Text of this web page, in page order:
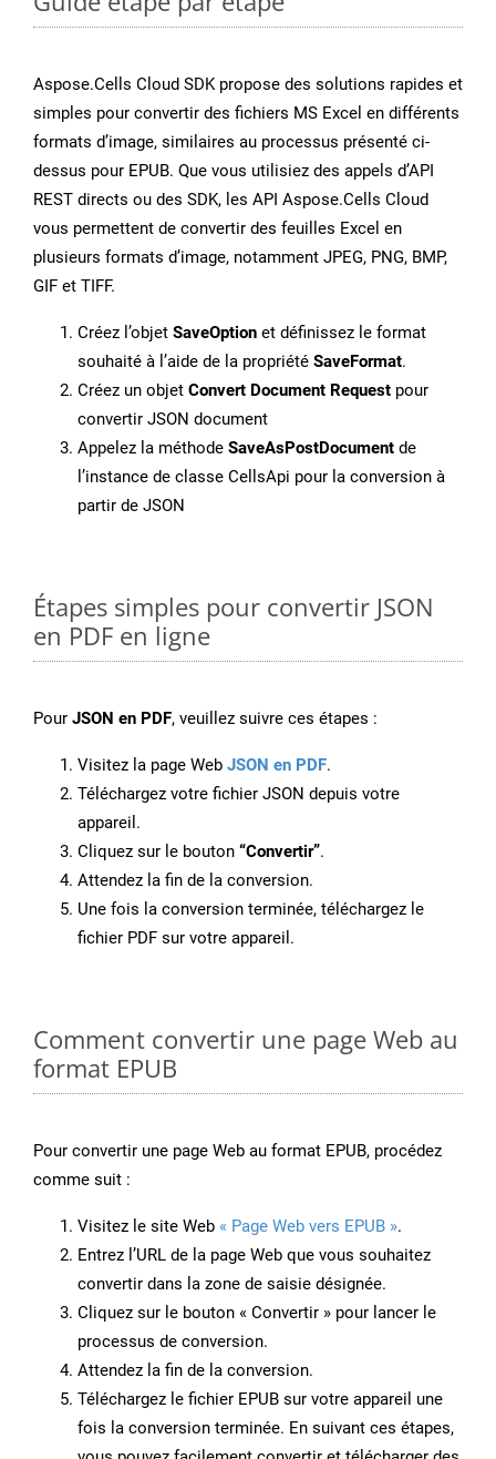
Aspose.Cells Cloud SDK propose des solutions rapides et
simples pour convertir des fichiers MS Excel en différents
formats d’image, similaires au processus présenté ci-
dessus pour EPUB. Que vous utilisiez des appels d’API
REST directs ou des SDK, les API Aspose.Cells Cloud
vous permettent de convertir des feuilles Excel en
plusieurs formats d’image, notamment JPEG, PNG, BMP,
GIF et TIFF.
Créez l’objet SaveOption et définissez le format
souhaité à l’aide de la propriété SaveFormat.
Créez un objet Convert Document Request pour
convertir JSON document
Appelez la méthode SaveAsPostDocument de
l’instance de classe CellsApi pour la conversion à
partir de JSON
Étapes simples pour convertir JSON
en PDF en ligne
Pour JSON en PDF, veuillez suivre ces étapes :
Visitez la page Web JSON en PDF.
Téléchargez votre fichier JSON depuis votre
appareil.
Cliquez sur le bouton “Convertir”.
Attendez la fin de la conversion.
Une fois la conversion terminée, téléchargez le
fichier PDF sur votre appareil.
Comment convertir une page Web au
format EPUB
Pour convertir une page Web au format EPUB, procédez
comme suit :
Visitez le site Web « Page Web vers EPUB ».
Entrez l’URL de la page Web que vous souhaitez
convertir dans la zone de saisie désignée.
Cliquez sur le bouton « Convertir » pour lancer le
processus de conversion.
Attendez la fin de la conversion.
Téléchargez le fichier EPUB sur votre appareil une
fois la conversion terminée. En suivant ces étapes,